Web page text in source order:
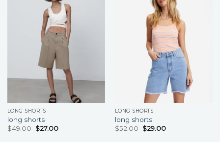
LONG SHORTS
long shorts
$49.00 $27.00
LONG SHORTS
long shorts
$52.00 $29.00